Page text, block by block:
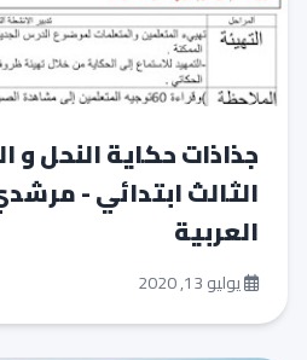
جذاذات حكاية النحل
الثالث ابتدائي -
العربية
يوليو 13, 2020